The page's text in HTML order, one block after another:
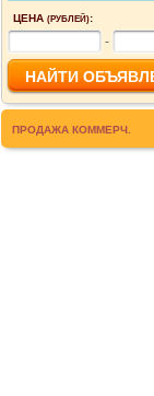
ЦЕНА (РУБЛЕЙ):
-
ПРОДАЖА КОММЕРЧ.